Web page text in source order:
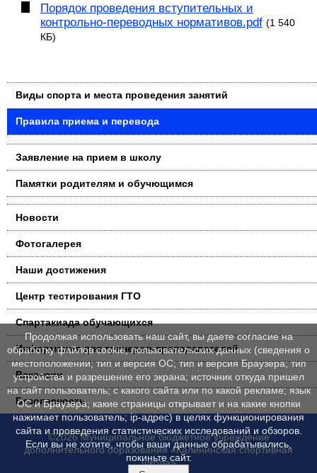
Порядок проведения вступительных и
контрольно-переводных нормативов.pdf (1 540
КБ)
Виды спорта и места проведения занятий
Правила приема и перевода
Заявление на прием в школу
Памятки родителям и обучющимся
Новости
Фотогалерея
Наши достижения
Центр тестирования ГТО
Спартакиада обучающихся
Информация для тренеров-преподавателей
Вакансии
Безопасность
©2026 Муниципальное бюджетное учреждение
дополнительного образования «Калининская спортивная
школа»
Продолжая использовать наш сайт, вы даете согласие на
обработку файлов cookie, пользовательских данных (сведения о
местоположении; тип и версия ОС; тип и версия Браузера; тип
устройства и разрешение его экрана; источник откуда пришел
на сайт пользователь; с какого сайта или по какой рекламе; язык
ОС и Браузера; какие страницы открывает и на какие кнопки
нажимает пользователь; ip-адрес) в целях функционирования
сайта и проведения статистических исследований и обзоров.
Если вы не хотите, чтобы ваши данные обрабатывались,
покиньте сайт.